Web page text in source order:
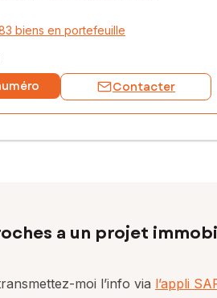
biens en portefeuille
Contacter
a un projet
moi l’info via l’appli